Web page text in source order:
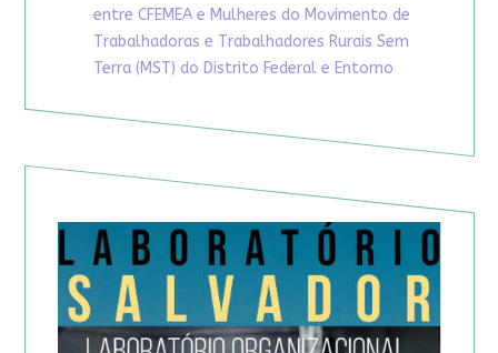
entre CFEMEA e Mulheres do Movimento de
Trabalhadoras e Trabalhadores Rurais Sem
Terra (MST) do Distrito Federal e Entorno